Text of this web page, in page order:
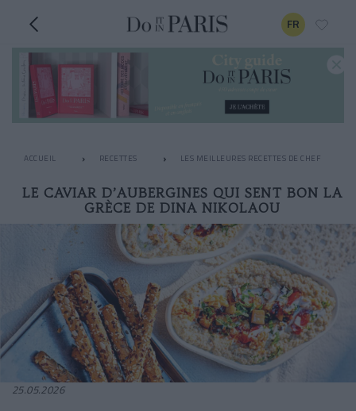
FR
ACCUEIL RECETTES LES MEILLEURES RECETTES DE CHEF
LE CAVIAR D’AUBERGINES QUI SENT BON LA
GRÈCE DE DINA NIKOLAOU
25.05.2026